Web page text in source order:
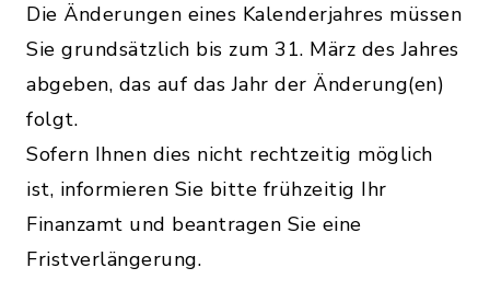
Die Änderungen eines Kalenderjahres müssen
Sie grundsätzlich bis zum 31. März des Jahres
abgeben, das auf das Jahr der Änderung(en)
folgt.
Sofern Ihnen dies nicht rechtzeitig möglich
ist, informieren Sie bitte frühzeitig Ihr
Finanzamt und beantragen Sie eine
Fristverlängerung.